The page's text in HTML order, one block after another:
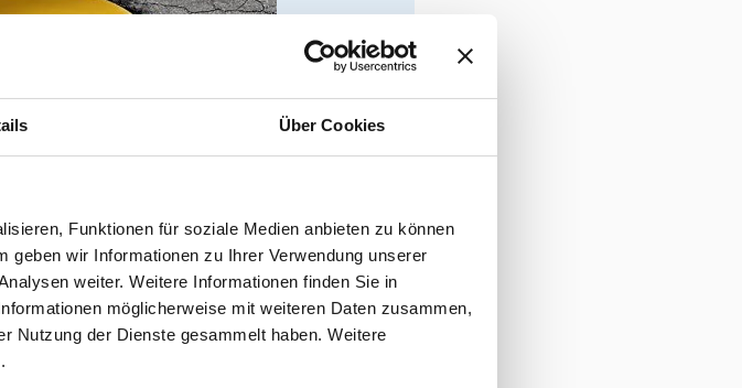
Über Cookies
Funktionen für soziale Medien anbieten zu können
geben wir Informationen zu Ihrer Verwendung unserer
weiter. Weitere Informationen finden Sie in
möglicherweise mit weiteren Daten zusammen,
Nutzung der Dienste gesammelt haben. Weitere
.
Wie realisiert man eine dringende
null Grad? Was sind die besten Lösungen bei
Rinnen – sei es Fixierung eines